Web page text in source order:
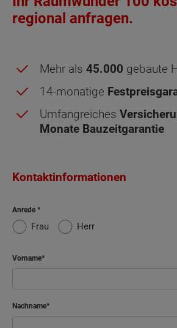
Netto-Raumfläche nach DIN
Schlafen
Kind
regional anfragen.
Mehr als 45.000 gebaute
14-monatige
Umfangreiches
Monate Bauzeitgarantie
Kontaktinformationen
Anrede
Frau Herr
Vorname
Nachname